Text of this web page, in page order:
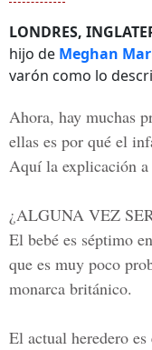
LONDRES,
hijo de Meghan
varón como lo
Ahora, hay muchas
ellas es por qué el
Aquí la explicación a
¿ALGUNA VEZ
El bebé es séptimo
que es muy poco
monarca británico.
El actual heredero